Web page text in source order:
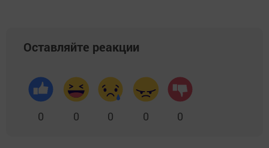
Оставляйте реакции
0 0 0 0 0